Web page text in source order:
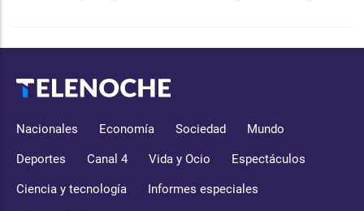
Nacionales Economía Sociedad Mundo
Deportes Canal 4 Vida y Ocio Espectáculos
Ciencia y tecnología Informes especiales